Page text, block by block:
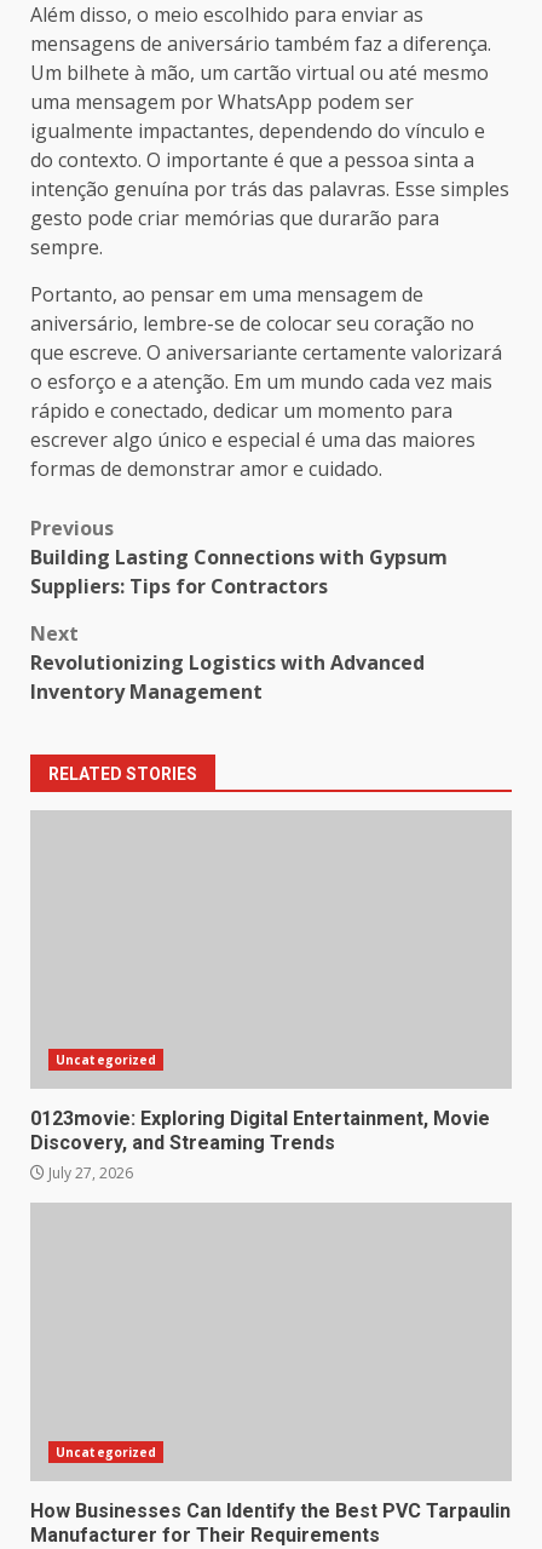
Além disso, o meio escolhido para enviar as
mensagens de aniversário também faz a diferença.
Um bilhete à mão, um cartão virtual ou até mesmo
uma mensagem por WhatsApp podem ser
igualmente impactantes, dependendo do vínculo e
do contexto. O importante é que a pessoa sinta a
intenção genuína por trás das palavras. Esse simples
gesto pode criar memórias que durarão para
sempre.
Portanto, ao pensar em uma mensagem de
aniversário, lembre-se de colocar seu coração no
que escreve. O aniversariante certamente valorizará
o esforço e a atenção. Em um mundo cada vez mais
rápido e conectado, dedicar um momento para
escrever algo único e especial é uma das maiores
formas de demonstrar amor e cuidado.
Post
navigation
Previous
Building Lasting Connections with Gypsum
Suppliers: Tips for Contractors
Next
Revolutionizing Logistics with Advanced
Inventory Management
RELATED STORIES
Uncategorized
0123movie: Exploring Digital Entertainment, Movie
Discovery, and Streaming Trends
July 27, 2026
Uncategorized
How Businesses Can Identify the Best PVC Tarpaulin
Manufacturer for Their Requirements